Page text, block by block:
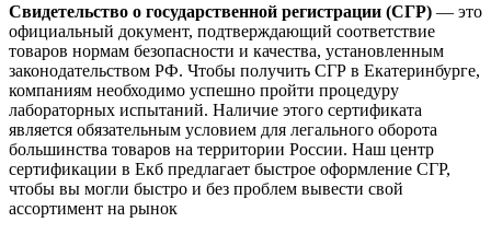
Свидетельство о государственной регистрации (СГР) — это
официальный документ, подтверждающий соответствие
товаров нормам безопасности и качества, установленным
законодательством РФ. Чтобы получить СГР в Екатеринбурге,
компаниям необходимо успешно пройти процедуру
лабораторных испытаний. Наличие этого сертификата
является обязательным условием для легального оборота
большинства товаров на территории России. Наш центр
сертификации в Екб предлагает быстрое оформление СГР,
чтобы вы могли быстро и без проблем вывести свой
ассортимент на рынок